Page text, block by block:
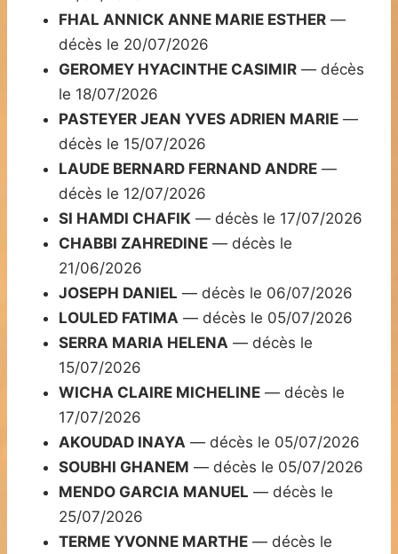
FHAL ANNICK ANNE MARIE ESTHER —
décès le 20/07/2026
GEROMEY HYACINTHE CASIMIR — décès
le 18/07/2026
PASTEYER JEAN YVES ADRIEN MARIE —
décès le 15/07/2026
LAUDE BERNARD FERNAND ANDRE —
décès le 12/07/2026
SI HAMDI CHAFIK — décès le 17/07/2026
CHABBI ZAHREDINE — décès le
21/06/2026
JOSEPH DANIEL — décès le 06/07/2026
LOULED FATIMA — décès le 05/07/2026
SERRA MARIA HELENA — décès le
15/07/2026
WICHA CLAIRE MICHELINE — décès le
17/07/2026
AKOUDAD INAYA — décès le 05/07/2026
SOUBHI GHANEM — décès le 05/07/2026
MENDO GARCIA MANUEL — décès le
25/07/2026
TERME YVONNE MARTHE — décès le